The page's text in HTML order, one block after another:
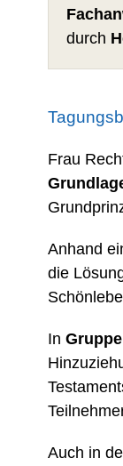
durch
Frau
Anhand
die
In
Auch in